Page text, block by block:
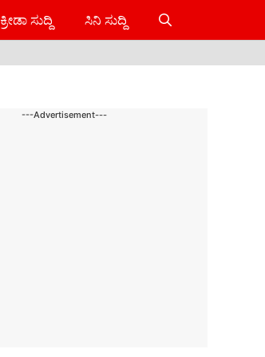
ಕ್ರೀಡಾ ಸುದ್ದಿ ಸಿನಿ ಸುದ್ದಿ
---Advertisement---